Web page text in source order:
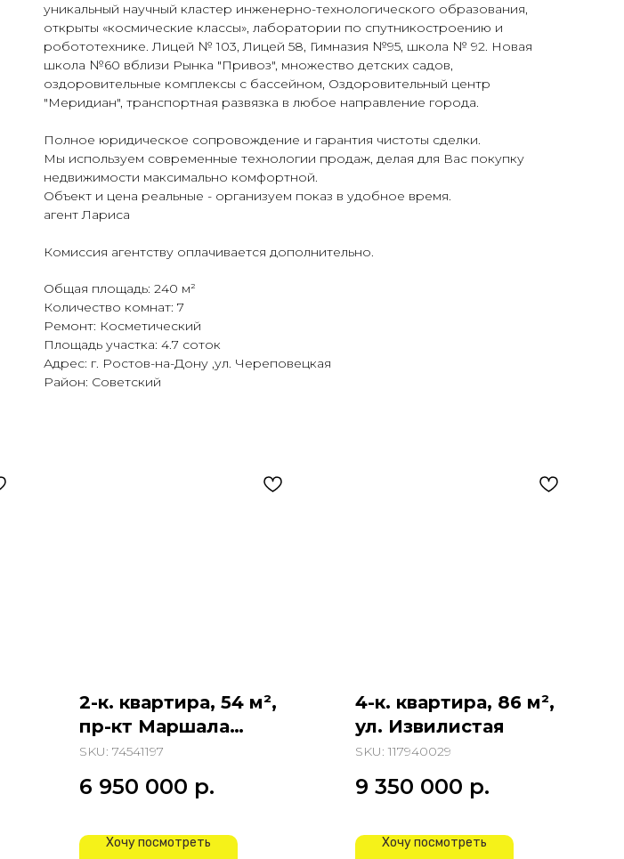
уникальный научный кластер инженерно-технологического образования,
открыты «космические классы», лаборатории по спутникостроению и
робототехнике. Лицей № 103, Лицей 58, Гимназия №95, школа № 92. Новая
школа №60 вблизи Рынка "Привоз", множество детских садов,
оздоровительные комплексы с бассейном, Оздоровительный центр
"Меридиан", транспортная развязка в любое направление города.
Полное юридическое сопровождение и гарантия чистоты сделки.
Мы используем современные технологии продаж, делая для Вас покупку
недвижимости максимально комфортной.
Объект и цена реальные - организуем показ в удобное время.
агент Лариса
Комиссия агентству оплачивается дополнительно.
Общая площадь: 240 м²
Количество комнат: 7
Ремонт: Косметический
Площадь участка: 4.7 соток
Адрес: г. Ростов-на-Дону ,ул. Череповецкая
Район: Советский
2-к. квартира, 54 м²,
пр-кт Маршала
Жукова
SKU: 74541197
6 950 000 р.
Хочу посмотреть
4-к. квартира, 86 м²,
ул. Извилистая
SKU: 117940029
9 350 000 р.
Хочу посмотреть